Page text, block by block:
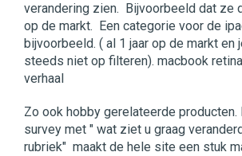
verandering zien. Bijvoorbeeld dat ze
op de markt. Een categorie voor de
bijvoorbeeld. ( al 1 jaar op de markt en
steeds niet op filteren). macbook
verhaal
Zo ook hobby gerelateerde producten.
survey met " wat ziet u graag
rubriek" maakt de hele site een stuk